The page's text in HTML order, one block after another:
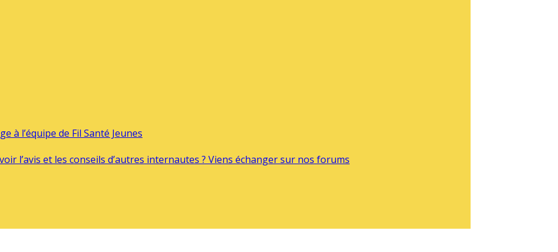
à l’équipe de Fil Santé Jeunes
l’avis et les conseils d’autres internautes ? Viens échanger sur nos forums